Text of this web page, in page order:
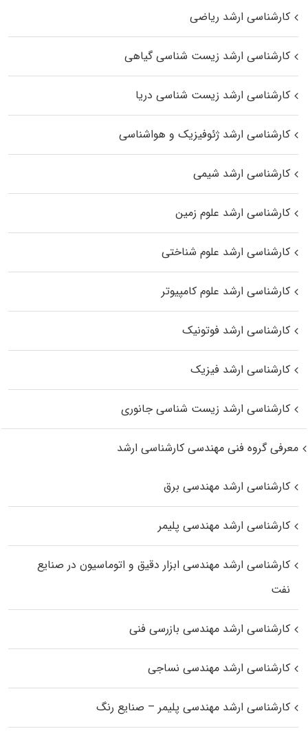
کارشناسی ارشد ریاضی
کارشناسی ارشد زیست‌ شناسی گیاهی
کارشناسی ارشد زیست‌ شناسی دریا
کارشناسی ارشد ژئوفیزیک و هواشناسی
کارشناسی ارشد شیمی
کارشناسی ارشد علوم زمین
کارشناسی ارشد علوم شناختی
کارشناسی ارشد علوم کامپیوتر
کارشناسی ارشد فوتونیک
کارشناسی ارشد فیزیک
کارشناسی ارشد زیست‌ شناسی جانوری
معرفی گروه فنی مهندسی کارشناسی ارشد
کارشناسی ارشد مهندسی برق
کارشناسی ارشد مهندسی پلیمر
کارشناسی ارشد مهندسی ابزار دقیق و اتوماسیون در صنایع
نفت
کارشناسی ارشد مهندسی بازرسی فنی
کارشناسی ارشد مهندسی نساجی
کارشناسی ارشد مهندسی پلیمر – صنایع رنگ